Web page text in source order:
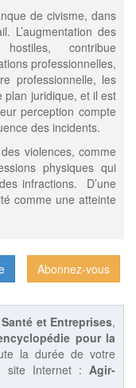
de civisme, dans
L’augmentation des
contribue
professionnelles,
professionnelle, les
plan juridique, et il est
perception compte
des incidents.
violences, comme
physiques qui
infractions. D’une
comme une atteinte
Abonnez-vous
et Entreprises,
pour la
la durée de votre
site Internet : Agir-